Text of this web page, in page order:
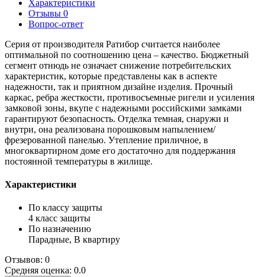
Характеристики
Отзывы 0
Вопрос-ответ
Серия от производителя Ратибор считается наиболее
оптимальной по соотношению цена – качество. Бюджетный
сегмент отнюдь не означает снижение потребительских
характеристик, которые представлены как в аспекте
надежности, так и приятном дизайне изделия. Прочный
каркас, ребра жесткости, противосъемные ригели и усиления
замковой зоны, вкупе с надежными российскими замками
гарантируют безопасность. Отделка темная, снаружи и
внутри, она реализована порошковым напылением/
фрезерованной панелью. Утепление приличное, в
многоквартирном доме его достаточно для поддержания
постоянной температуры в жилище.
Характеристики
По классу защиты
4 класс защиты
По назначению
Парадные, В квартиру
Отзывов: 0
Средняя оценка: 0.0